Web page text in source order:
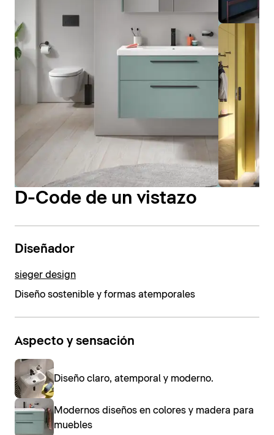
D-Code de un vistazo
Diseñador
sieger design
Diseño sostenible y formas atemporales
Aspecto y sensación
Diseño claro, atemporal y moderno.
Modernos diseños en colores y madera para
muebles